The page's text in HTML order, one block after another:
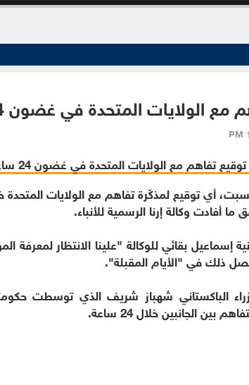
الولايات المتحدة في غضون 24 ساعة
أفادت وكالة إرنا الرسمية للأنباء.
إسماعيل بقائي للوكالة "علينا الانتظار لمعرفة
ذلك في "الأيام المقبلة".
الباكستاني شهباز شريف الذي توسطت حكومته
بين الجانبين خلال 24 ساعة.